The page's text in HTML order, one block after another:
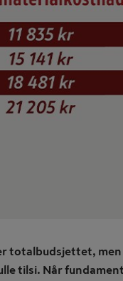
totalbudsjettet, men
tilsi. Når